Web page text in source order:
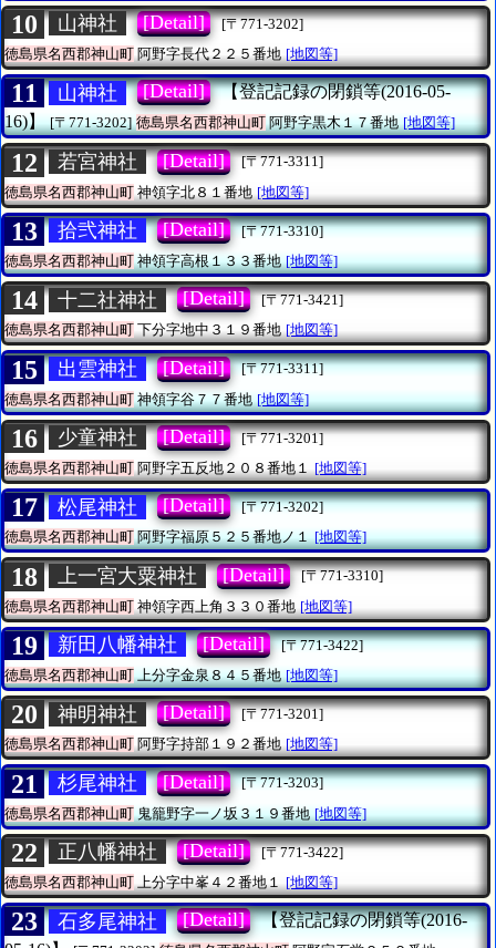
10 山神社 [Detail]
[〒771-3202]
徳島県名西郡神山町 阿野字長代２２５番地 [地図等]
11 山神社 [Detail]
【登記記録の閉鎖等(2016-05-
16)】 [〒771-3202] 徳島県名西郡神山町阿野字黒木１７番地 [地図等]
12 若宮神社 [Detail]
[〒771-3311]
徳島県名西郡神山町 神領字北８１番地 [地図等]
13 拾弐神社 [Detail]
[〒771-3310]
徳島県名西郡神山町神領字高根１３３番地 [地図等]
14 十二社神社 [Detail]
[〒771-3421]
徳島県名西郡神山町下分字地中３１９番地 [地図等]
15 出雲神社 [Detail]
[〒771-3311]
徳島県名西郡神山町神領字谷７７番地 [地図等]
16 少童神社 [Detail]
[〒771-3201]
徳島県名西郡神山町 阿野字五反地２０８番地１ [地図等]
17 松尾神社 [Detail]
[〒771-3202]
徳島県名西郡神山町阿野字福原５２５番地ノ１ [地図等]
18 上一宮大粟神社 [Detail]
[〒771-3310]
徳島県名西郡神山町 神領字西上角３３０番地 [地図等]
19 新田八幡神社 [Detail]
[〒771-3422]
徳島県名西郡神山町上分字金泉８４５番地 [地図等]
20 神明神社 [Detail]
[〒771-3201]
徳島県名西郡神山町阿野字持部１９２番地 [地図等]
21 杉尾神社 [Detail]
[〒771-3203]
徳島県名西郡神山町鬼籠野字一ノ坂３１９番地 [地図等]
22 正八幡神社 [Detail]
[〒771-3422]
徳島県名西郡神山町 上分字中峯４２番地１ [地図等]
23 石多尾神社 [Detail]
【登記記録の閉鎖等(2016-